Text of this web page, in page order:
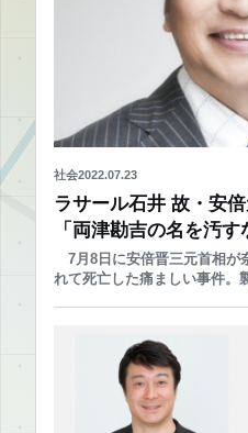
社会2022.07.23
ラサール石井 故・安
「両津勘吉の名を汚
7月8日に安倍晋三元首相が
れて死亡した痛ましい事件。